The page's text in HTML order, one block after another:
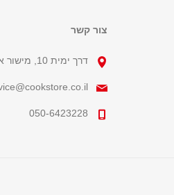
צור קשר
דרך ימית 10, מישור אדומים
050-6423228